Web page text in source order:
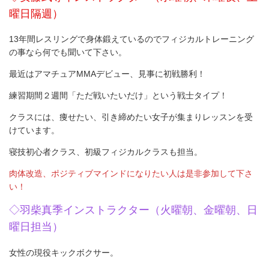
曜日隔週）
13年間レスリングで身体鍛えているのでフィジカルトレーニング
の事なら何でも聞いて下さい。
最近はアマチュアMMAデビュー、見事に初戦勝利！
練習期間２週間「ただ戦いたいだけ」という戦士タイプ！
クラスには、痩せたい、引き締めたい女子が集まりレッスンを受
けています。
寝技初心者クラス、初級フィジカルクラスも担当。
肉体改造、ポジティブマインドになりたい人は是非参加して下さ
い！
◇羽柴真季インストラクター（火曜朝、金曜朝、日
曜日担当）
女性の現役キックボクサー。